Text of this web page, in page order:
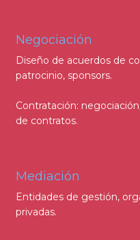
Negociación
Diseño de acuerdos de
patrocinio, sponsors.
Contratación:
de contratos.
Mediación
Entidades de gestión,
privadas.